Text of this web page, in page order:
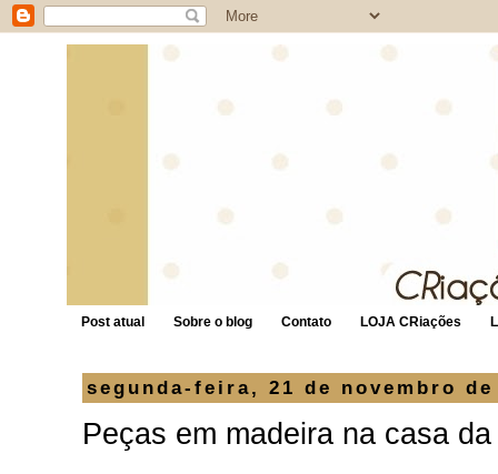
Post atual Sobre o blog Contato LOJA CRiações
segunda-feira, 21 de novembro de
Peças em madeira na casa